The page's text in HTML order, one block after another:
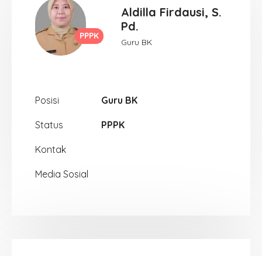
PPPK
Aldilla Firdausi, S.
Pd.
Guru BK
Posisi Guru BK
Status PPPK
Kontak
Media Sosial